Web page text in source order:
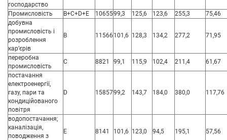
господарство
Промисловість B+C+D+E 1065599,3 125,6 123,6 255,3
75,46
добувна
промисловість і
розроблення
кар’єрів
B 11566 101,6 128,3 134,2 277,2 71,95
переробна
промисловість
C 8821 99,1 115,9 102,4 211,4
61,67
постачання
електроенергії,
газу, пари та
кондиційованого
повітря
D 1585799,2 143,7 184,0 380,0 117,76
водопостачання;
каналізація,
поводження з
E 8141 101,6 123,0 94,5 195,1 57,56